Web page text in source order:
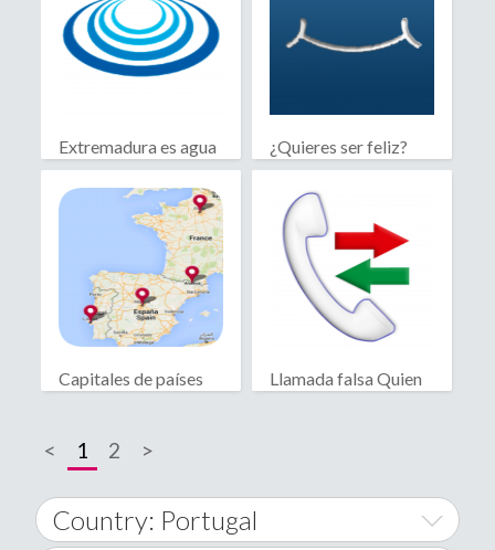
Extremadura es agua ¿Quieres ser feliz?
Capitales de países
Llamada falsa Quien
< 1 2 >
Country: Portugal